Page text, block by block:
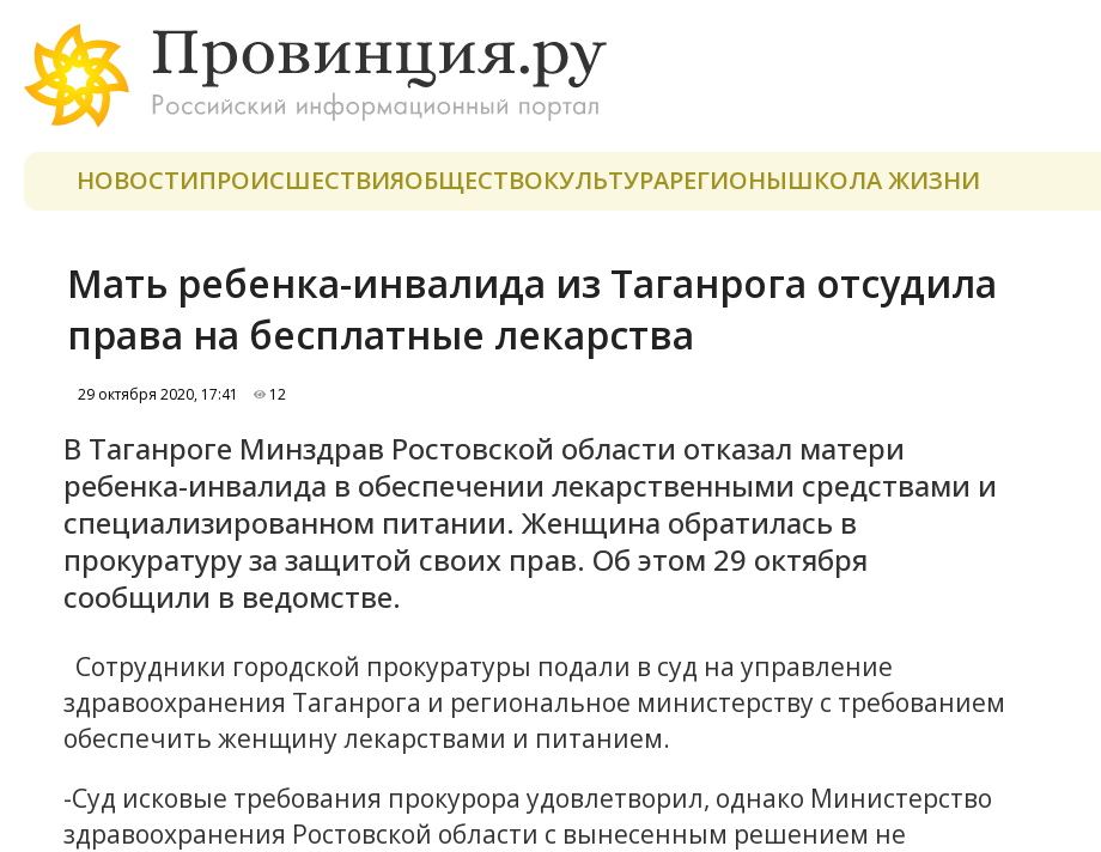
НОВОСТИПРОИСШЕСТВИЯОБЩЕСТВОКУЛЬТУРАРЕГИОНЫШКОЛА ЖИЗНИ
Мать ребенка-инвалида из Таганрога отсудила
права на бесплатные лекарства
29 октября 2020, 17:41 12
В Таганроге Минздрав Ростовской области отказал матери
ребенка-инвалида в обеспечении лекарственными средствами и
специализированном питании. Женщина обратилась в
прокуратуру за защитой своих прав. Об этом 29 октября
сообщили в ведомстве.
Сотрудники городской прокуратуры подали в суд на управление
здравоохранения Таганрога и региональное министерству с требованием
обеспечить женщину лекарствами и питанием.
-Суд исковые требования прокурора удовлетворил, однако Министерство
здравоохранения Ростовской области с вынесенным решением не